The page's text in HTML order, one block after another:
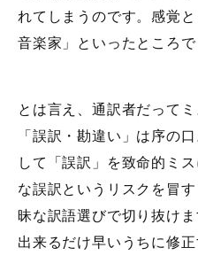
れてしまうのです。感覚
音楽家」といったところで
とは言え、通訳者だって
「誤訳・勘違い」は序の
して「誤訳」を致命的ミ
な誤訳というリスクを冒
昧な訳語選びで切り抜け
出来るだけ早いうちに修正